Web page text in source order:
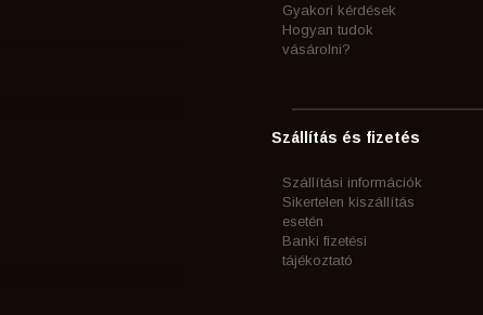
Gyakori kérdések
Hogyan tudok
vásárolni?
Szállítás és fizetés
Szállítási információk
Sikertelen kiszállítás
esetén
Banki fizetési
tájékoztató